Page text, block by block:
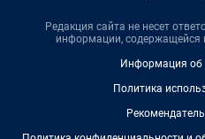
Редакция сайта не несет
информации, содержащейся
Информация об
Политика